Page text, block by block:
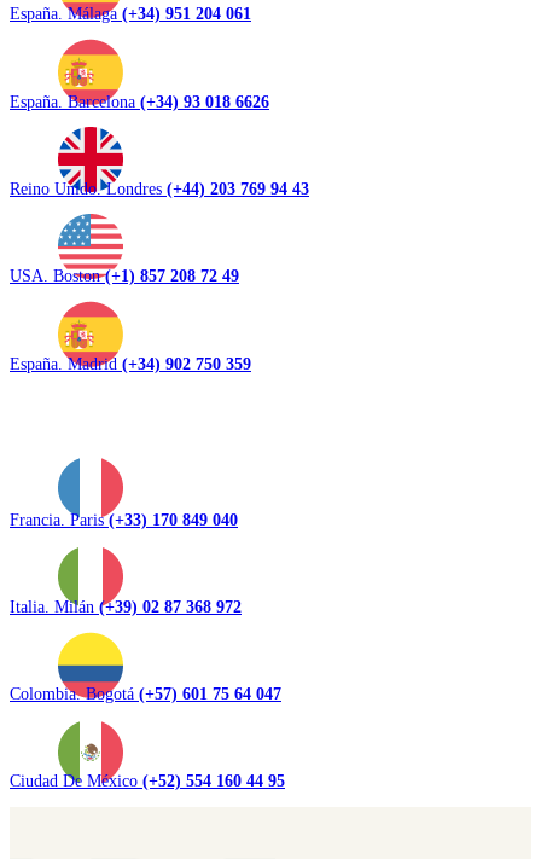
España. Málaga (+34) 951 204 061
España. Barcelona (+34) 93 018 6626
Reino Unido. Londres (+44) 203 769 94 43
USA. Boston(+1) 857 208 72 49
España. Madrid (+34) 902 750 359
Francia. Paris(+33) 170 849 040
Italia. Milán (+39) 02 87 368 972
Colombia. Bogotá (+57) 601 75 64 047
Ciudad De México (+52) 554 160 44 95